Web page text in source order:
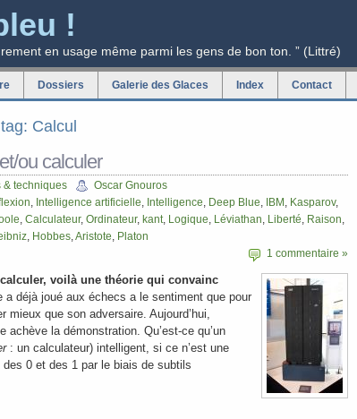
!
en usage même parmi les gens de bon ton. ” (Littré)
Dossiers Galerie des Glaces Index Contact
Calcul
ou calculer
& techniques
Oscar Gnouros
, Intelligence artificielle, Intelligence, Deep Blue, IBM , Kasparov,
, Calculateur, Ordinateur, kant, Logique, Léviathan, Liberté, Raison,
, Hobbes,Aristote, Platon
1 commentaire »
voilà une théorie qui convainc
a déjà joué aux échecs a le sentiment que pour
mieux que son adversaire. Aujourd’hui,
achève la démonstration. Qu’est-ce qu’un
: un calculateur) intelligent, si ce n’est une
0 et des 1 par le biais de subtils